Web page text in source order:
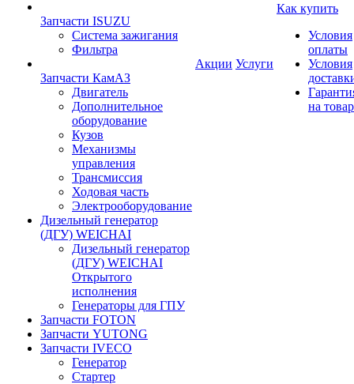
Запчасти ISUZU
Система зажигания
Фильтра
Запчасти КамАЗ
Двигатель
Дополнительное
оборудование
Кузов
Механизмы
управления
Трансмиссия
Ходовая часть
Электрооборудование
Дизельный генератор
(ДГУ) WEICHAI
Дизельный генератор
(ДГУ) WEICHAI
Открытого
исполнения
Генераторы для ГПУ
Запчасти FOTON
Запчасти YUTONG
Запчасти IVECO
Генератор
Стартер
Акции Услуги
Как купить
Условия
оплаты
Условия
на товар